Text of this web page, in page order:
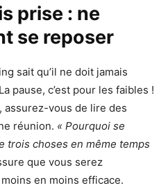
prise : ne
se reposer
sait qu’il ne doit jamais
pause, c’est pour les faibles !
assurez-vous de lire des
réunion. « Pourquoi se
trois choses en même temps
que vous serez
en moins efficace.